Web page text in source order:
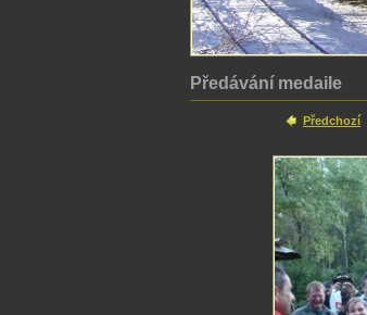
Předávání medaile
Předchozí